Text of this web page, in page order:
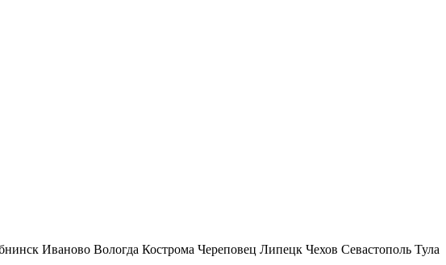
Иваново Вологда Кострома Череповец Липецк Чехов Севастополь Тула